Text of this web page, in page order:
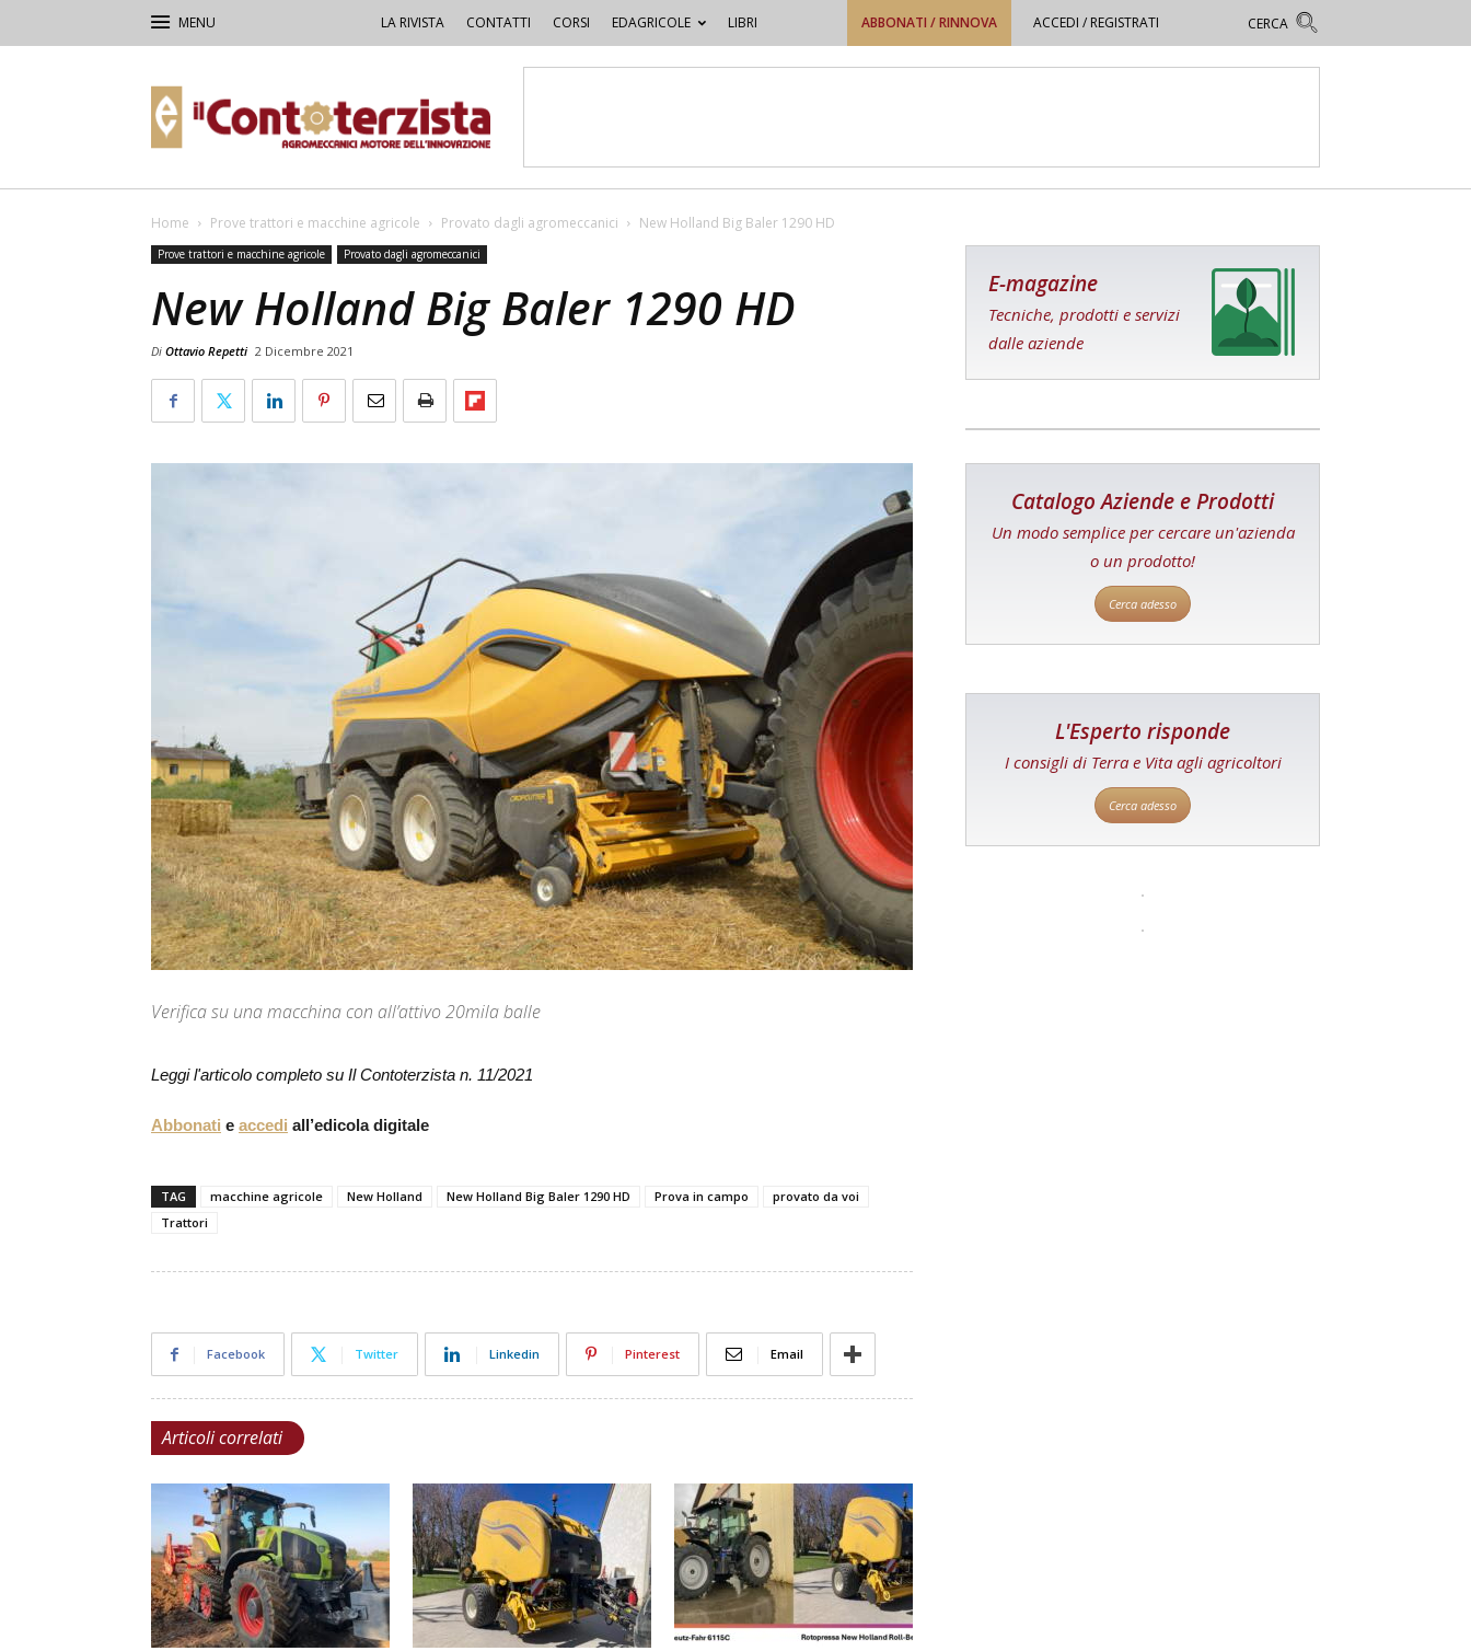
LA RIVISTA CONTATTI CORSI EDAGRICOLE LIBRI ABBONATI / RINNOVA ACCEDI / REGISTRATI
Contoterzista
Home Prove trattori e macchine agricole Provato dagli agromeccanici New Holland Big Baler 1290 HD
Prove trattori e macchine agricole Provato dagli agromeccanici
New Holland Big Baler 1290 HD
Di Ottavio Repetti 2 Dicembre 2021
Verifica su una macchina con all’attivo 20mila balle
Leggi l'articolo completo su Il Contoterzista n. 11/2021
Abbonati e accedi all’edicola digitale
TAG macchine agricole New Holland New Holland Big Baler 1290 HD Prova in campo
provato da voi
Trattori
Facebook Twitter Linkedin Pinterest Email
Articoli correlati
E-magazine
Tecniche, prodotti e servizi
dalle aziende
Catalogo Aziende e Prodotti
Un modo semplice per cercare un'azienda
o un prodotto!
Cerca adesso
L'Esperto risponde
I consigli di Terra e Vita agli agricoltori
Cerca adesso